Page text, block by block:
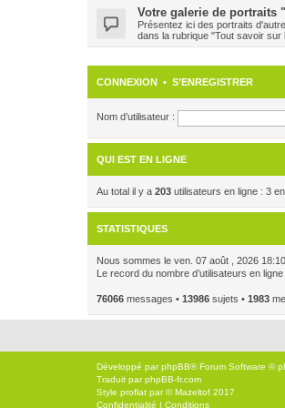
Votre galerie de portraits
Présentez ici des portraits
dans la rubrique "Tout savoir sur
CONNEXION • S’ENREGISTRER
Nom d’utilisateur :
QUI EST EN LIGNE
Au total il y a 203 utilisateurs en ligne : 3
STATISTIQUES
Nous sommes le ven. 07 août , 2026 18:10
Le record du nombre d’utilisateurs en
76066 messages • 13986 sujets • 1983
Développé parphpBB® Forum Software ©
Traduit parphpBB-fr.com
Style proflat par ©Mazeltof 2017
Confidentialité | Conditions